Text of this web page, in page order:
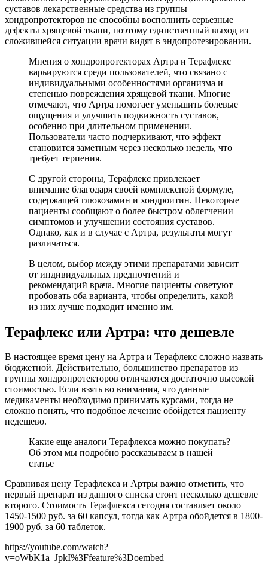
суставов лекарственные средства из группы
хондропротекторов не способны восполнить серьезные
дефекты хрящевой ткани, поэтому единственный выход из
сложившейся ситуации врачи видят в эндопротезировании.
Мнения о хондропротекторах Артра и Терафлекс
варьируются среди пользователей, что связано с
индивидуальными особенностями организма и
степенью повреждения хрящевой ткани. Многие
отмечают, что Артра помогает уменьшить болевые
ощущения и улучшить подвижность суставов,
особенно при длительном применении.
Пользователи часто подчеркивают, что эффект
становится заметным через несколько недель, что
требует терпения.
С другой стороны, Терафлекс привлекает
внимание благодаря своей комплексной формуле,
содержащей глюкозамин и хондроитин. Некоторые
пациенты сообщают о более быстром облегчении
симптомов и улучшении состояния суставов.
Однако, как и в случае с Артра, результаты могут
различаться.
В целом, выбор между этими препаратами зависит
от индивидуальных предпочтений и
рекомендаций врача. Многие пациенты советуют
пробовать оба варианта, чтобы определить, какой
из них лучше подходит именно им.
Терафлекс или Артра: что дешевле
В настоящее время цену на Артра и Терафлекс сложно назвать
бюджетной. Действительно, большинство препаратов из
группы хондропротекторов отличаются достаточно высокой
стоимостью. Если взять во внимания, что данные
медикаменты необходимо принимать курсами, тогда не
сложно понять, что подобное лечение обойдется пациенту
недешево.
Какие еще аналоги Терафлекса можно покупать?
Об этом мы подробно рассказываем в нашей
статье
Сравнивая цену Терафлекса и Артры важно отметить, что
первый препарат из данного списка стоит несколько дешевле
второго. Стоимость Терафлекса сегодня составляет около
1450-1500 руб. за 60 капсул, тогда как Артра обойдется в 1800-
1900 руб. за 60 таблеток.
https://youtube.com/watch?
v=oWbK1a_JpkI%3Ffeature%3Doembed